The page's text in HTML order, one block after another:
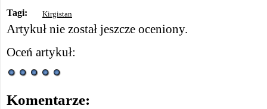
Tagi: Kirgistan
Artykuł nie został jeszcze oceniony.
Oceń artykuł:
Komentarze: